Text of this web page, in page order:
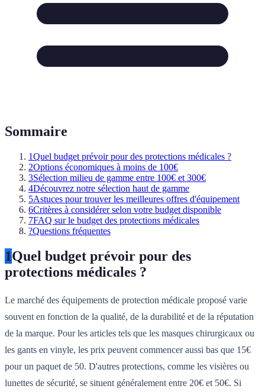
Sommaire
1Quel budget prévoir pour des protections médicales ?
2Options économiques à moins de 100€
3Sélection milieu de gamme entre 100€ et 300€
4Découvrez notre sélection haut de gamme
5Astuces pour trouver les meilleures offres d'équipement
6Critères à considérer selon votre budget disponible
7FAQ sur le budget des protections médicales
?Questions fréquentes
1Quel budget prévoir pour des
protections médicales ?
Le marché des équipements de protection médicale proposé varie
souvent en fonction de la qualité, de la durabilité et de la réputation
de la marque. Pour les articles tels que les masques chirurgicaux ou
les gants en vinyle, les prix peuvent commencer aussi bas que 15€
pour un paquet de 50. D'autres protections, comme les visières ou
lunettes de sécurité, se situent généralement entre 20€ et 50€. Si